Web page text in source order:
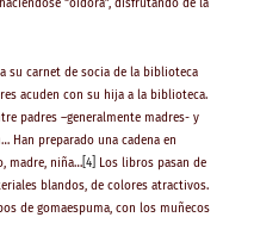
“oidora”, disfrutando de la
su carnet de socia de la biblioteca
acuden con su hija a la biblioteca.
padres –generalmente madres- y
Han preparado una cadena en
madre, niña…[4]
Los libros pasan de
blandos, de colores atractivos.
de gomaespuma, con los muñecos